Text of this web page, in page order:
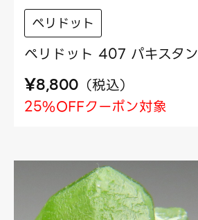
ペリドット
ペリドット 407 パキスタン
¥8,800 （税込）
25%OFFクーポン対象